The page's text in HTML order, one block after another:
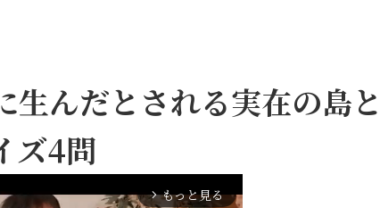
生んだとされる実在の島と
ズ4問
arrow_forward_ios もっと見る